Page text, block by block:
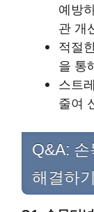
예방
관 개
적절
을 통
스트
줄여
Q&A:
해결하기